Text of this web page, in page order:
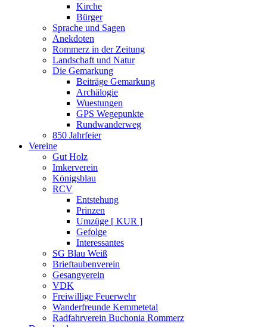
Kirche
Bürger
Sprache und Sagen
Anekdoten
Rommerz in der Zeitung
Landschaft und Natur
Die Gemarkung
Beiträge Gemarkung
Archälogie
Wuestungen
GPS Wegepunkte
Rundwanderweg
850 Jahrfeier
Vereine
Gut Holz
Imkerverein
Königsblau
RCV
Entstehung
Prinzen
Umzüge [ KUR ]
Gefolge
Interessantes
SG Blau Weiß
Brieftaubenverein
Gesangverein
VDK
Freiwillige Feuerwehr
Wanderfreunde Kemmetetal
Radfahrverein Buchonia Rommerz